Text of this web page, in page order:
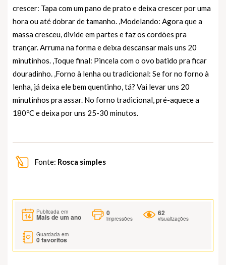
crescer: Tapa com um pano de prato e deixa crescer por uma
hora ou até dobrar de tamanho. ,Modelando: Agora que a
massa cresceu, divide em partes e faz os cordões pra
trançar. Arruma na forma e deixa descansar mais uns 20
minutinhos. ,Toque final: Pincela com o ovo batido pra ficar
douradinho. ,Forno à lenha ou tradicional: Se for no forno à
lenha, já deixa ele bem quentinho, tá? Vai levar uns 20
minutinhos pra assar. No forno tradicional, pré-aquece a
180ºC e deixa por uns 25-30 minutos.
Fonte: Rosca simples
Publicada em
Mais de um ano
0
impressões
62
visualizações
Guardada em
0favoritos